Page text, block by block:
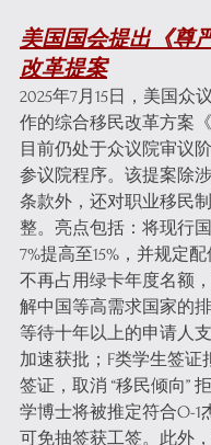
美国国会提出《尊
改革提案
2025年7月15日，美国众
作的综合移民改革方案
目前仍处于众议院审议
参议院程序。该提案除
条款外，还对职业移民
整。亮点包括：将现行
7%提高至15%，并规定
不再占用绿卡年度名额
解中国等高需求国家的
等待十年以上的申请人
加速获批；F类学生签证
签证，取消 “移民倾向”
学博士将被推定符合O-1
可免抽签获工签。此外